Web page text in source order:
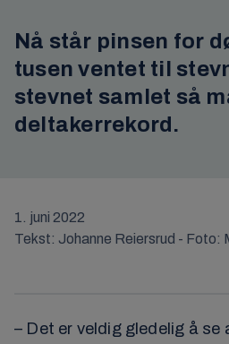
Nå står pinsen for
tusen ventet til
stevnet samlet så
deltakerrekord.
1. juni 2022
Tekst: Johanne Reiersrud - Foto:
– Det er veldig gledelig å se